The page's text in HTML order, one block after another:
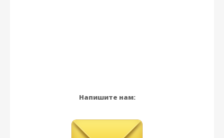
Напишите нам: